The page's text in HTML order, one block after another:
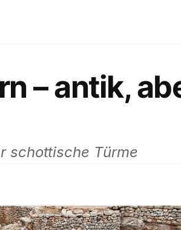
– antik,
schottische Türme